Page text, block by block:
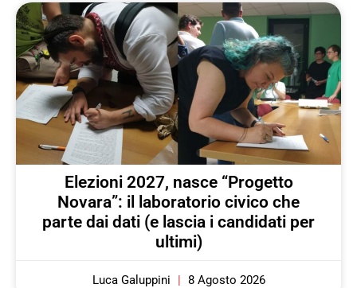
Elezioni 2027, nasce “Progetto
Novara”: il laboratorio civico che
parte dai dati (e lascia i candidati per
ultimi)
Luca Galuppini 8 Agosto 2026